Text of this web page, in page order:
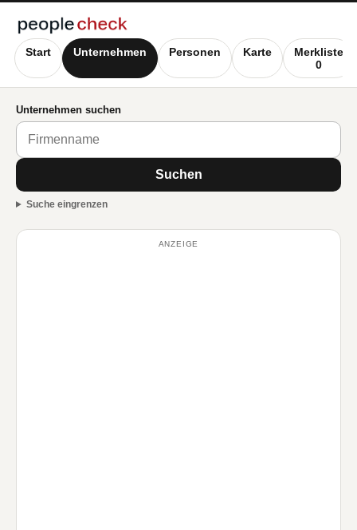
Start Unternehmen Personen Karte
Merkliste
0
Unternehmen suchen
Suchen
Suche eingrenzen
ANZEIGE